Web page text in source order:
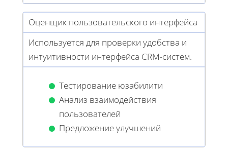
Оценщик пользовательского интерфейса
Используется для проверки удобства и
интуитивности интерфейса CRM-систем.
Тестирование юзабилити
Анализ взаимодействия
пользователей
Предложение улучшений